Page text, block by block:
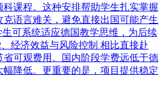
科课程。这种安排帮助学生扎实掌握
克语言难关，避免直接出国可能产生
生可系统适应德国教学思维，为后续
经济效益与风险控制 相比直接赴
省可观费用。国内阶段学费远低于德
幅降低。更重要的是，项目提供稳定